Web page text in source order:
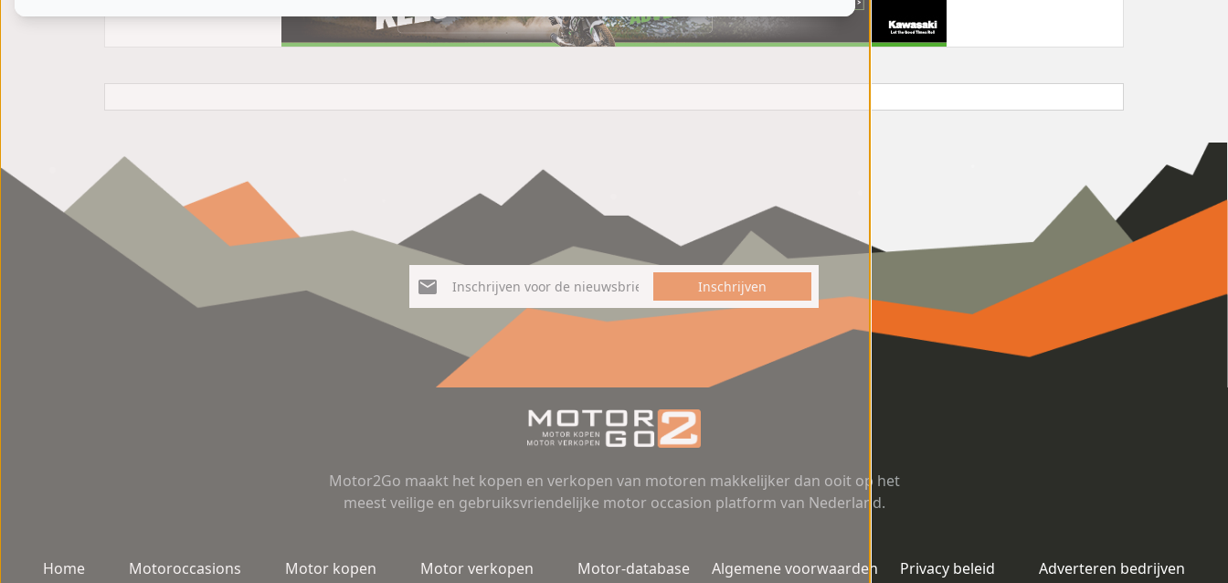
Inschrijven
Motor2Go maakt het kopen en verkopen van motoren makkelijker dan ooit op het
meest veilige en gebruiksvriendelijke motor occasion platform van Nederland.
Home Motoroccasions Motor kopen Motor verkopen Motor-database Algemene voorwaarden Privacy beleid Adverteren bedrijven